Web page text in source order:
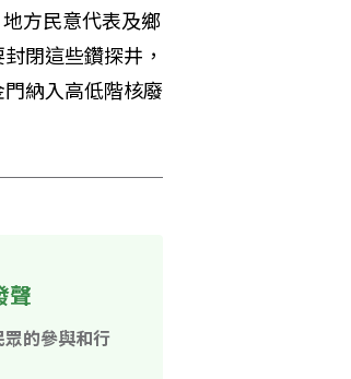
方民意代表及鄉
閉這些鑽探井，
納入高低階核廢
聲
眾的參與和行